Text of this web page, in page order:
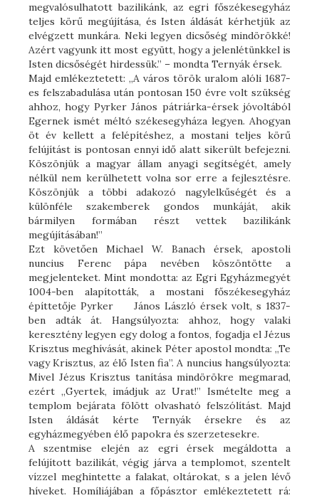
megvalósulhatott bazilikánk, az egri főszékesegyház
teljes körű megújítása, és Isten áldását kérhetjük az
elvégzett munkára. Neki legyen dicsőség mindörökké!
Azért vagyunk itt most együtt, hogy a jelenlétünkkel is
Isten dicsőségét hirdessük.” – mondta Ternyák érsek.
Majd emlékeztetett: „A város török uralom alóli 1687-
es felszabadulása után pontosan 150 évre volt szükség
ahhoz, hogy Pyrker János pátriárka-érsek jóvoltából
Egernek ismét méltó székesegyháza legyen. Ahogyan
öt év kellett a felépítéshez, a mostani teljes körű
felújítást is pontosan ennyi idő alatt sikerült befejezni.
Köszönjük a magyar állam anyagi segítségét, amely
nélkül nem kerülhetett volna sor erre a fejlesztésre.
Köszönjük a többi adakozó nagylelkűségét és a
különféle szakemberek gondos munkáját, akik
bármilyen formában részt vettek bazilikánk
megújításában!”
Ezt követően Michael W. Banach érsek, apostoli
nuncius Ferenc pápa nevében köszöntötte a
megjelenteket. Mint mondotta: az Egri Egyházmegyét
1004-ben alapították, a mostani főszékesegyház
építtetője Pyrker János László érsek volt, s 1837-
ben adták át. Hangsúlyozta: ahhoz, hogy valaki
keresztény legyen egy dolog a fontos, fogadja el Jézus
Krisztus meghívását, akinek Péter apostol mondta: „Te
vagy Krisztus, az élő Isten fia”. A nuncius hangsúlyozta:
Mivel Jézus Krisztus tanítása mindörökre megmarad,
ezért „Gyertek, imádjuk az Urat!” Ismételte meg a
templom bejárata fölött olvasható felszólítást. Majd
Isten áldását kérte Ternyák érsekre és az
egyházmegyében élő papokra és szerzetesekre.
A szentmise elején az egri érsek megáldotta a
felújított bazilikát, végig járva a templomot, szentelt
vízzel meghintette a falakat, oltárokat, s a jelen lévő
híveket. Homíliájában a főpásztor emlékeztetett rá: